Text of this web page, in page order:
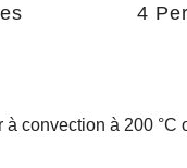
4
à convection à 200 °C